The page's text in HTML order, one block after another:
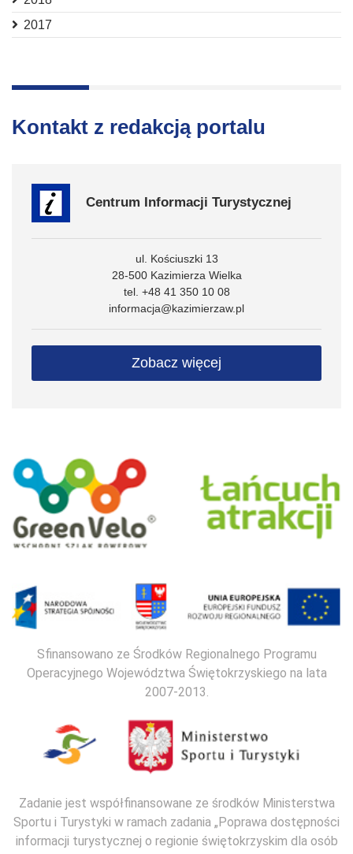
2017
Kontakt z redakcją portalu
Centrum Informacji Turystycznej
ul. Kościuszki 13
28-500 Kazimierza Wielka
tel. +48 41 350 10 08
informacja@kazimierzaw.pl
Zobacz więcej
Sfinansowano ze Środków Regionalnego Programu
Operacyjnego Województwa Świętokrzyskiego na lata
2007-2013.
Zadanie jest współfinansowane ze środków Ministerstwa
Sportu i Turystyki w ramach zadania „Poprawa dostępności
informacji turystycznej o regionie świętokrzyskim dla osób